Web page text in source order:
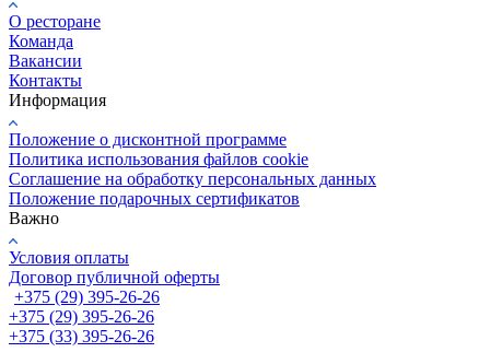
О ресторане
Команда
Вакансии
Контакты
Информация
Положение о дисконтной программе
Политика использования файлов cookie
Соглашение на обработку персональных данных
Положение подарочных сертификатов
Важно
Условия оплаты
Договор публичной оферты
+375 (29) 395-26-26
+375 (29) 395-26-26
+375 (33) 395-26-26